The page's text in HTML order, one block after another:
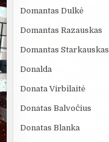
Domantas Dulkė
Domantas Razauskas
Domantas Starkauskas
Donalda
Donata Virbilaitė
Donatas Balvočius
Donatas Blanka